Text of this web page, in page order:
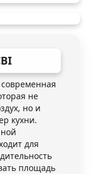
не
но и
кухни.
для
площадь